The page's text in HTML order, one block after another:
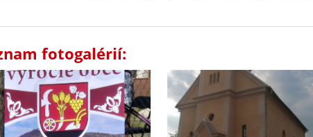
fotogalérií: